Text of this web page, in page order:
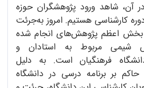
آن، شاهد ورود پژوهشگران حوزه
کارشناسی هستیم. امروز به‌جرئت
اعظم پژوهش‌های انجام شده
شیمی مربوط به استادان و
فرهنگیان است. به دلیل
بر برنامه‌ درسی در دانشگاه